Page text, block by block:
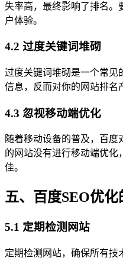
失率高，最终影响了排名。
户体验。
4.2 过度关键词堆砌
过度关键词堆砌是一个常见
信息，反而对你的网站排名
4.3 忽视移动端优化
随着移动设备的普及，百
的网站没有进行移动端优化
佳。
五、百度SEO优
5.1 定期检测网站
定期检测网站，确保所有技